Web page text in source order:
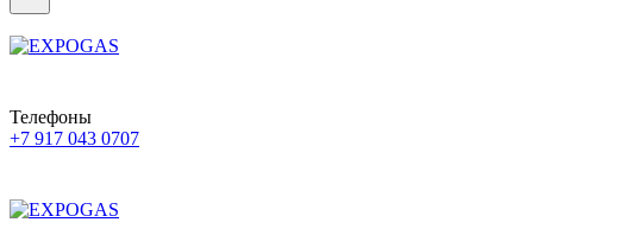
Телефоны
+7 917 043 0707